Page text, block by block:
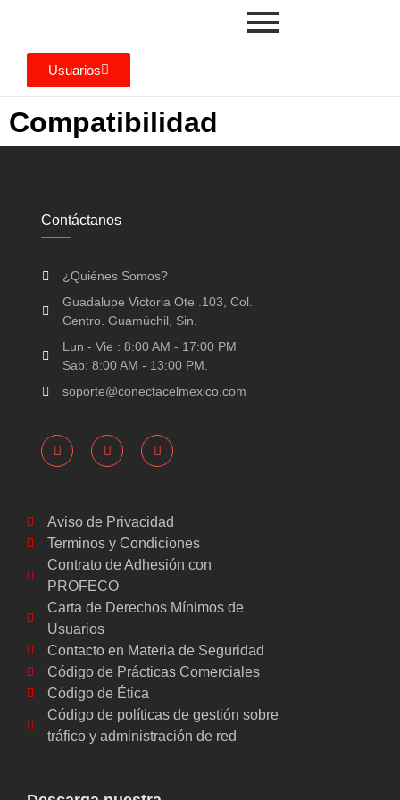
Usuarios
Compatibilidad
Contáctanos
¿Quiénes Somos?
Guadalupe Victoria Ote .103, Col.
Centro. Guamúchil, Sin.
Lun - Vie : 8:00 AM - 17:00 PM
Sab: 8:00 AM - 13:00 PM.
soporte@conectacelmexico.com
Aviso de Privacidad
Terminos y Condiciones
Contrato de Adhesión con
PROFECO
Carta de Derechos Mínimos de
Usuarios
Contacto en Materia de Seguridad
Código de Prácticas Comerciales
Código de Ética
Código de políticas de gestión sobre
tráfico y administración de red